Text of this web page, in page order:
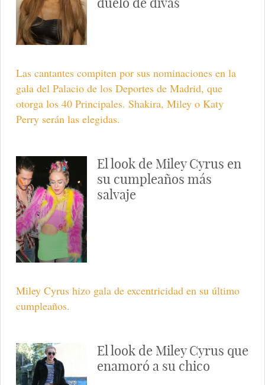
Las cantantes compiten por sus nominaciones en la
gala del Palacio de los Deportes de Madrid, que
otorga los 40 Principales. Shakira, Miley o Katy
Perry serán las elegidas.
El look de Miley Cyrus en
su cumpleaños más
salvaje
Miley Cyrus hizo gala de excentricidad en su último
cumpleaños.
El look de Miley Cyrus que
enamoró a su chico